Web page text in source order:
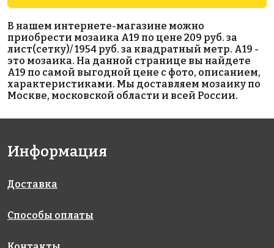
AKB094
на бумаге
327x327
AKB097
на бумаге
316x316
AKB200
на бумаге
327x327
5462 руб./м²
на бумаге
В нашем интернете-магазине можно
приобрести мозаика A19 по цене 209 руб. за
лист(сетку)/ 1954 руб. за квадратный метр. A19 -
это мозаика. На данной странице вы найдете
A19 по самой выгодной цене с фото, описанием,
характеристиками. Мы доставляем мозаику по
Москве, московской области и всей России.
Информация
Доставка
Способы оплаты